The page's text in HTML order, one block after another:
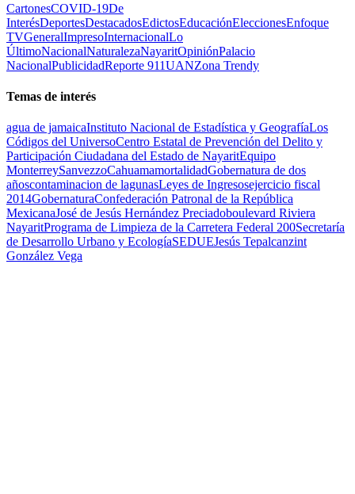
CartonesCOVID-19De
InterésDeportesDestacadosEdictosEducaciónEleccionesEnfoque
TVGeneralImpresoInternacionalLo
ÚltimoNacionalNaturalezaNayaritOpiniónPalacio
NacionalPublicidadReporte 911UANZona Trendy
Temas de interés
agua de jamaicaInstituto Nacional de Estadística y GeografíaLos
Códigos del UniversoCentro Estatal de Prevención del Delito y
Participación Ciudadana del Estado de NayaritEquipo
MonterreySanvezzoCahuamamortalidadGobernatura de dos
añoscontaminacion de lagunasLeyes de Ingresosejercicio fiscal
2014GobernaturaConfederación Patronal de la República
MexicanaJosé de Jesús Hernández Preciadoboulevard Riviera
NayaritPrograma de Limpieza de la Carretera Federal 200Secretaría
de Desarrollo Urbano y EcologíaSEDUEJesús Tepalcanzint
González Vega